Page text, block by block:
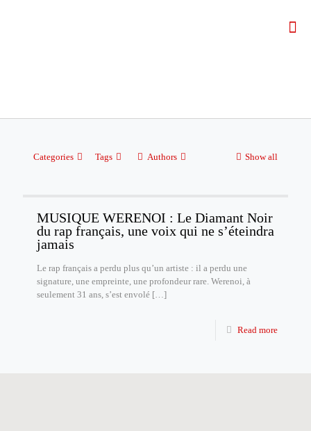
Categories Tags Authors Show all
MUSIQUE WERENOI : Le Diamant Noir
du rap français, une voix qui ne s’éteindra
jamais
Le rap français a perdu plus qu’un artiste : il a perdu une
signature, une empreinte, une profondeur rare. Werenoi, à
seulement 31 ans, s’est envolé […]
Read more